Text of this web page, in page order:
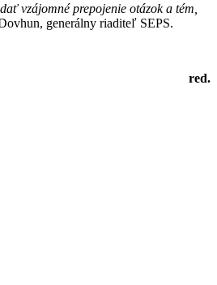
vzájomné prepojenie otázok a tém,
generálny riaditeľ SEPS.
red.